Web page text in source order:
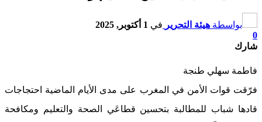
بواسطة هيئة التحرير في 1 أكتوبر, 2025
0
شارك
فاطمة سهلي طنجة
فرّقت قوات الأمن في المغرب على مدى الأيام الماضية احتجاجات
قادها شباب للمطالبة بتحسين قطاعَي الصحة والتعليم ومكافحة